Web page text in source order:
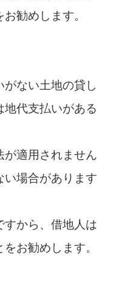
勧めします。
ない土地の貸し
代支払いがある
が適用されません
い場合があります
すから、借地人は
お勧めします。